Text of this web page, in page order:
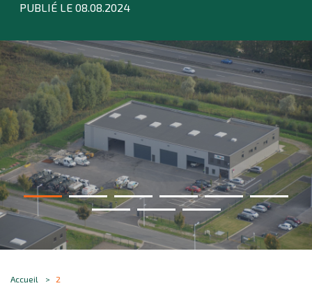
PUBLIÉ LE 08.08.2024
Accueil 2